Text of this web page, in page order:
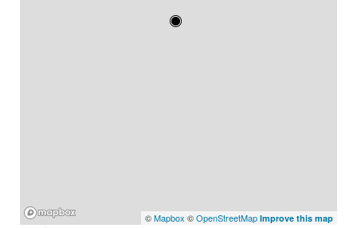
©Mapbox ©OpenStreetMap Improve this map